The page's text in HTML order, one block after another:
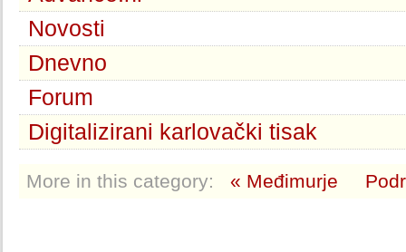
Novosti
Dnevno
Forum
Digitalizirani karlovački tisak
More in this category: « Međimurje